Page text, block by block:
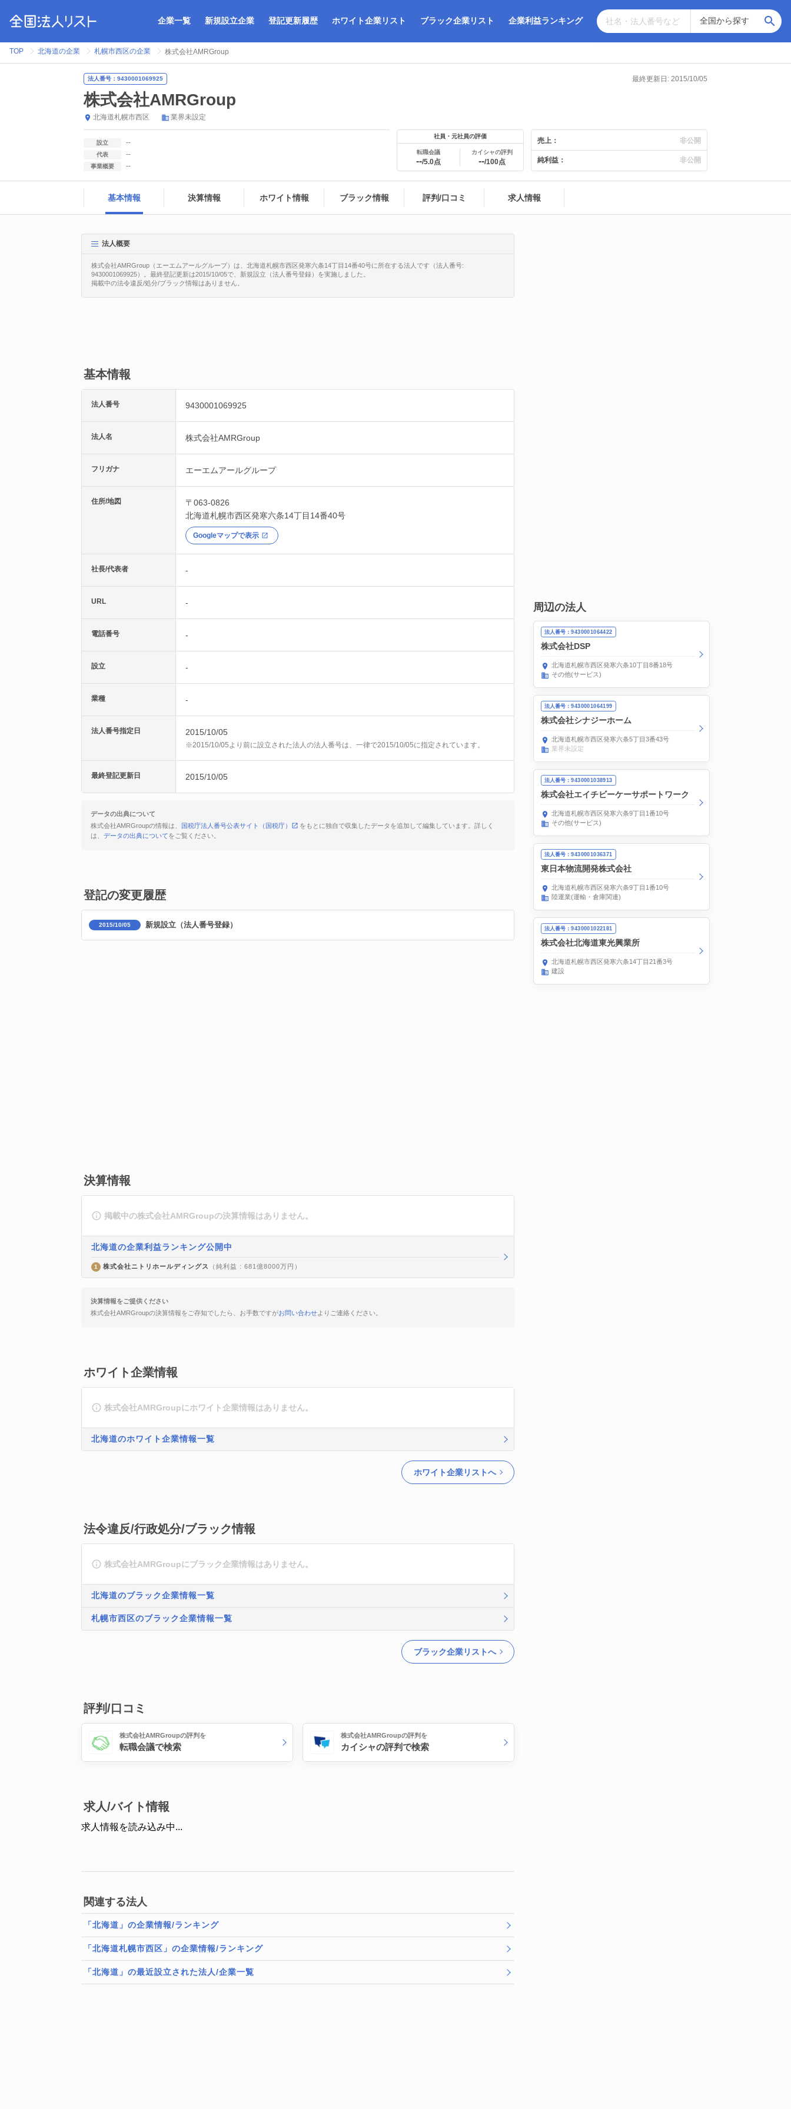
企業一覧 新規設立企業 登記更新履歴 ホワイト企業リスト ブラック企業リスト 企業利益ランキング
TOP 北海道の企業 札幌市西区の企業 株式会社AMRGroup
法人番号：9430001069925 最終更新日: 2015/10/05
株式会社AMRGroup
北海道札幌市西区 業界未設定
設立 --
代表 --
事業概要 --
社員・元社員の評価
転職会議
--/5.0点
カイシャの評判
--/100点
売上： 非公開
純利益： 非公開
基本情報 決算情報 ホワイト情報 ブラック情報 評判/口コミ 求人情報
法人概要
株式会社AMRGroup（エーエムアールグループ）は、北海道札幌市西区発寒六条14丁目14番40号に所在する法人です（法人番号:
9430001069925）。最終登記更新は2015/10/05で、新規設立（法人番号登録）を実施しました。
掲載中の法令違反/処分/ブラック情報はありません。
基本情報
法人番号 9430001069925
法人名 株式会社AMRGroup
フリガナ エーエムアールグループ
住所/地図
〒063-0826
北海道札幌市西区発寒六条14丁目14番40号
Googleマップで表示
社長/代表者 -
URL -
電話番号 -
設立 -
業種 -
法人番号指定日 2015/10/05
※2015/10/05より前に設立された法人の法人番号は、一律で2015/10/05に指定されています。
最終登記更新日 2015/10/05
データの出典について
株式会社AMRGroupの情報は、
国税庁法人番号公表サイト（国税庁）
をもとに独自で収集したデータを追加して編集しています。詳しく
は、 データの出典についてをご覧ください。
登記の変更履歴
2015/10/05 新規設立（法人番号登録）
決算情報
掲載中の株式会社AMRGroupの決算情報はありません。
北海道の企業利益ランキング公開中
1 株式会社ニトリホールディングス （純利益 : 681億8000万円）
決算情報をご提供ください
株式会社AMRGroupの決算情報をご存知でしたら、お手数ですがお問い合わせよりご連絡ください。
ホワイト企業情報
株式会社AMRGroupにホワイト企業情報はありません。
北海道のホワイト企業情報一覧
ホワイト企業リストへ
法令違反/行政処分/ブラック情報
株式会社AMRGroupにブラック企業情報はありません。
北海道のブラック企業情報一覧
札幌市西区のブラック企業情報一覧
ブラック企業リストへ
評判/口コミ
株式会社AMRGroupの評判を
転職会議で検索
株式会社AMRGroupの評判を
カイシャの評判で検索
求人/バイト情報
求人情報を読み込み中...
関連する法人
「北海道」の企業情報/ランキング
「北海道札幌市西区」の企業情報/ランキング
「北海道」の最近設立された法人/企業一覧
周辺の法人
法人番号：9430001064422
株式会社DSP
北海道札幌市西区発寒六条10丁目8番18号
その他(サービス)
法人番号：9430001064199
株式会社シナジーホーム
北海道札幌市西区発寒六条5丁目3番43号
業界未設定
法人番号：9430001038913
株式会社エイチビーケーサポートワーク
北海道札幌市西区発寒六条9丁目1番10号
その他(サービス)
法人番号：9430001036371
東日本物流開発株式会社
北海道札幌市西区発寒六条9丁目1番10号
陸運業(運輸・倉庫関連)
法人番号：9430001022181
株式会社北海道東光興業所
北海道札幌市西区発寒六条14丁目21番3号
建設